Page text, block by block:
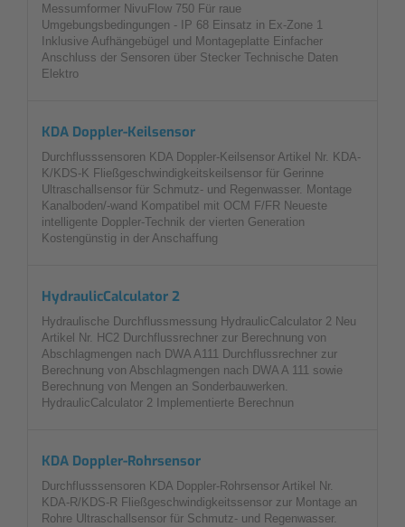
Messumformer NivuFlow 750 Für raue
Umgebungsbedingungen - IP 68 Einsatz in Ex-Zone 1
Inklusive Aufhängebügel und Montageplatte Einfacher
Anschluss der Sensoren über Stecker Technische Daten
Elektro
KDA Doppler-Keilsensor
Durchflusssensoren KDA Doppler-Keilsensor Artikel Nr. KDA-
K/KDS-K Fließgeschwindigkeitskeilsensor für Gerinne
Ultraschallsensor für Schmutz- und Regenwasser. Montage
Kanalboden/-wand Kompatibel mit OCM F/FR Neueste
intelligente Doppler-Technik der vierten Generation
Kostengünstig in der Anschaffung
HydraulicCalculator 2
Hydraulische Durchflussmessung HydraulicCalculator 2 Neu
Artikel Nr. HC2 Durchflussrechner zur Berechnung von
Abschlagmengen nach DWA A111 Durchflussrechner zur
Berechnung von Abschlagmengen nach DWA A 111 sowie
Berechnung von Mengen an Sonderbauwerken.
HydraulicCalculator 2 Implementierte Berechnun
KDA Doppler-Rohrsensor
Durchflusssensoren KDA Doppler-Rohrsensor Artikel Nr.
KDA-R/KDS-R Fließgeschwindigkeitssensor zur Montage an
Rohre Ultraschallsensor für Schmutz- und Regenwasser.